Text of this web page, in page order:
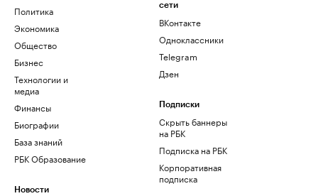
Политика
Экономика
Общество
Бизнес
Технологии и
медиа
Финансы
Биографии
База знаний
РБК Образование
Новости
сети
ВКонтакте
Одноклассники
Telegram
Дзен
Подписки
Скрыть баннеры
на РБК
Подписка на РБК
Корпоративная
подписка